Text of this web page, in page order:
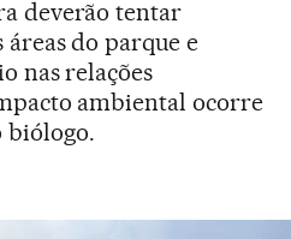
deverão tentar
do parque e
nas relações
ambiental ocorre
biólogo.